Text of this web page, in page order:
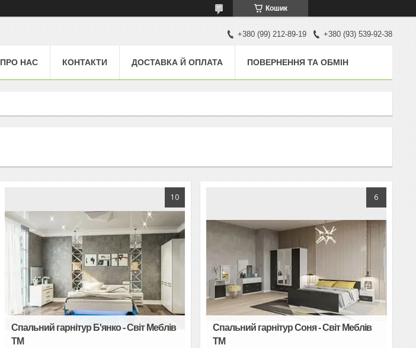
Кошик
+380 (99) 212-89-19 +380 (93) 539-92-38
ПРО НАС КОНТАКТИ ДОСТАВКА Й ОПЛАТА ПОВЕРНЕННЯ ТА ОБМІН
10
Спальний гарнітур Б'янко - Світ Меблів
TM
6
Спальний гарнітур Соня - Світ Меблів
TM